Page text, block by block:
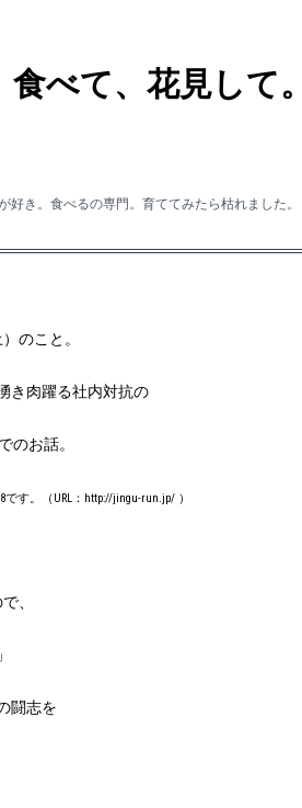
食べて、花見して
好き。食べるの専門。育ててみたら枯れました。
のこと。
き肉躍る社内対抗の
のお話。
です。（URL ： http://jingu-run.jp/ ）
、
闘志を